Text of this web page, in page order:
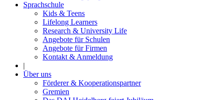
Sprachschule
Kids & Teens
Lifelong Learners
Research & University Life
Angebote für Schulen
Angebote für Firmen
Kontakt & Anmeldung
|
Über uns
Förderer & Kooperationspartner
Gremien